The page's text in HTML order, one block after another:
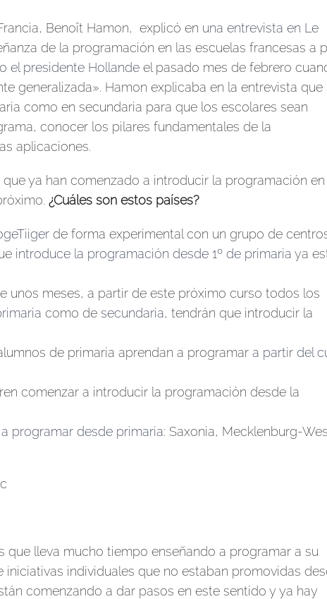
Benoît Hamon, explicó en una entrevista en Le
de la programación en las escuelas francesas a
el presidente Hollande el pasado mes de febrero
generalizada». Hamon explicaba en la entrevista que
como en secundaria para que los escolares sean
conocer los pilares fundamentales de la
aplicaciones.
ya han comenzado a introducir la programación en
¿Cuáles son estos países?
de forma experimental con un grupo de
introduce la programación desde 1º de primaria ya
unos meses, a partir de este próximo curso todos los
como de secundaria, tendrán que introducir la
de primaria aprendan a programar a partir del
comenzar a introducir la programación desde la
programar desde primaria: Saxonia, Mecklenburg-
lleva mucho tiempo enseñando a programar a su
individuales que no estaban promovidas
comenzando a dar pasos en este sentido y ya hay